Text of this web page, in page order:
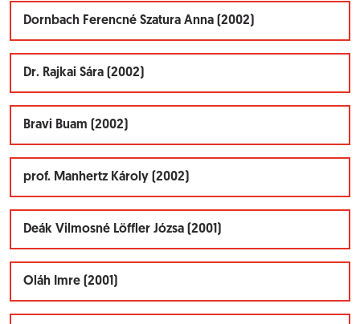
Dornbach Ferencné Szatura Anna (2002)
Dr. Rajkai Sára (2002)
Bravi Buam (2002)
prof. Manhertz Károly (2002)
Deák Vilmosné Löffler Józsa (2001)
Oláh Imre (2001)